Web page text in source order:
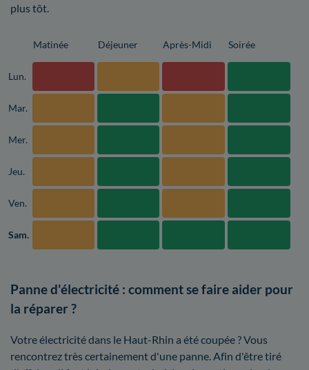
plus tôt.
Matinée Déjeuner Après-Midi Soirée
Lun.
Mar.
Mer.
Jeu.
Ven.
Sam.
Panne d'électricité : comment se faire aider pour
la réparer ?
Votre électricité dans le Haut-Rhin a été coupée ? Vous
rencontrez très certainement d'une panne. Afin d'être tiré